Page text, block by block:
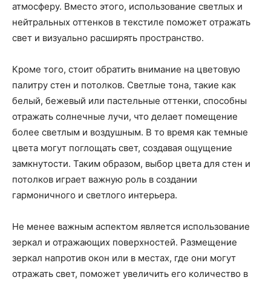
атмосферу. Вместо этого, использование светлых и
нейтральных оттенков в текстиле поможет отражать
свет и визуально расширять пространство.
Кроме того, стоит обратить внимание на цветовую
палитру стен и потолков. Светлые тона, такие как
белый, бежевый или пастельные оттенки, способны
отражать солнечные лучи, что делает помещение
более светлым и воздушным. В то время как темные
цвета могут поглощать свет, создавая ощущение
замкнутости. Таким образом, выбор цвета для стен и
потолков играет важную роль в создании
гармоничного и светлого интерьера.
Не менее важным аспектом является использование
зеркал и отражающих поверхностей. Размещение
зеркал напротив окон или в местах, где они могут
отражать свет, поможет увеличить его количество в